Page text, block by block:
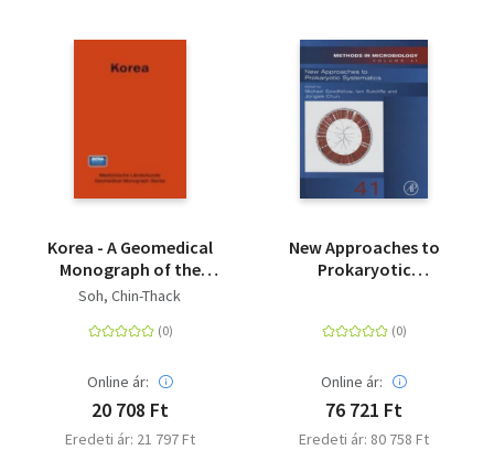
Korea - A Geomedical
Monograph of the
REPUBLIC OF KOREA
Soh, Chin-Thack
Online ár:
20 708 Ft
Eredeti ár: 21 797 Ft
New Approaches to
Prokaryotic
Online ár:
76 721 Ft
Eredeti ár: 80 758 Ft